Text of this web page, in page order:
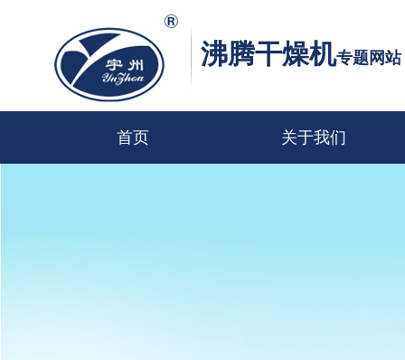
沸腾干燥机专题网站
首页 关于我们